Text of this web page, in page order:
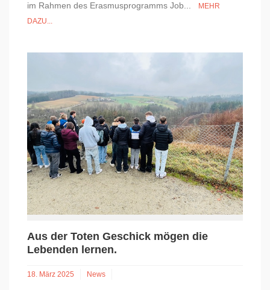
im Rahmen des Erasmusprogramms Job...
MEHR
DAZU...
Aus der Toten Geschick mögen die
Lebenden lernen.
18. März 2025 News